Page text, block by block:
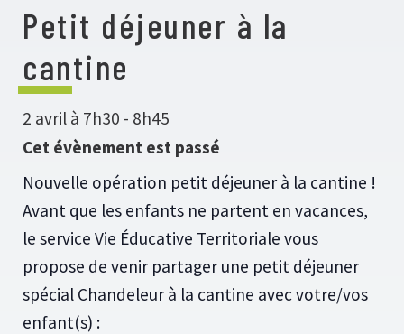
Petit déjeuner à la
cantine
2 avril à 7h30 - 8h45
Cet évènement est passé
Nouvelle opération petit déjeuner à la cantine !
Avant que les enfants ne partent en vacances,
le service Vie Éducative Territoriale vous
propose de venir partager une petit déjeuner
spécial Chandeleur à la cantine avec votre/vos
enfant(s) :